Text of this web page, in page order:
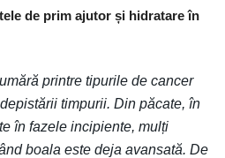
de prim ajutor și hidratare în
printre tipurile de cancer
timpurii. Din păcate, în
în fazele incipiente, mulți
boala este deja avansată. De